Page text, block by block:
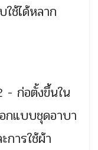
ช้ได้หลาก
ก่อตั้งขึ้นใน
กแบบชุดอาบา
การใช้ผ้า